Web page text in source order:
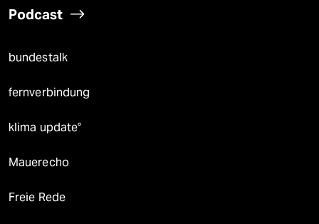
Podcast
bundestalk
fernverbindung
klima update°
Mauerecho
Freie Rede